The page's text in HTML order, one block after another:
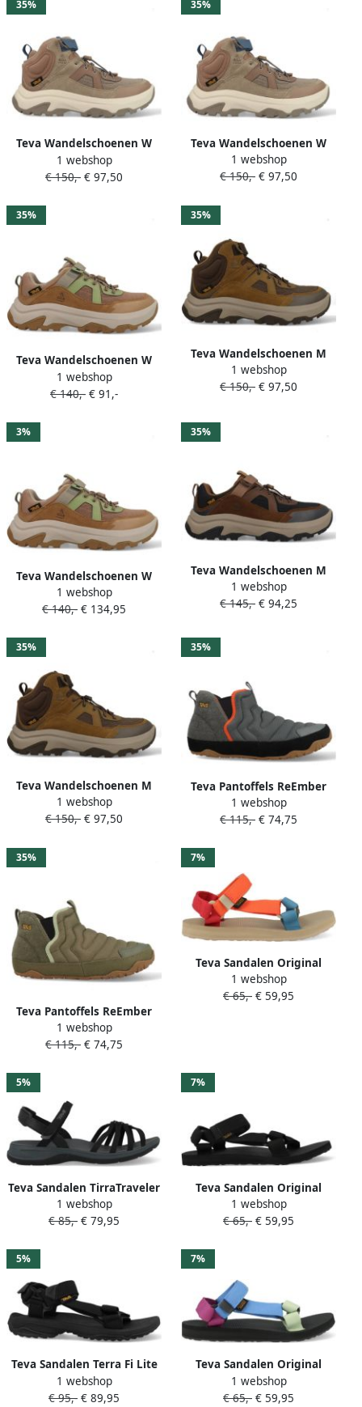
35%
Teva Wandelschoenen W
Hurricane Daybreaker Mid
RP 1172971-DTT Bruin
1 webshop
€ 150,- € 97,50
35%
Teva Wandelschoenen W
Hurricane Daybreaker Mid
RP 1172971-DTT Bruin
1 webshop
€ 150,- € 97,50
35%
Teva Wandelschoenen W
Hurricane Daybreaker RP
1172970-HNS Bruin
1 webshop
€ 140,- € 91,-
35%
Teva Wandelschoenen M
Hurricane Daybreaker Mid
RP 1172972-BRNS Bruin
1 webshop
€ 150,- € 97,50
3%
Teva Wandelschoenen W
Hurricane Daybreaker RP
1172970-HNS Bruin
1 webshop
€ 140,- € 134,95
35%
Teva Wandelschoenen M
Hurricane Daybreaker RP
1172950-PNTM Bruin
1 webshop
€ 145,- € 94,25
35%
Teva Wandelschoenen M
Hurricane Daybreaker Mid
RP 1172972-BRNS Bruin
1 webshop
€ 150,- € 97,50
35%
Teva Pantoffels ReEmber
Terrain Mid 1140294-SSGM
Grijs
1 webshop
€ 115,- € 74,75
35%
Teva Pantoffels ReEmber
Terrain Mid 1140212-BTOL
Groen
1 webshop
€ 115,- € 74,75
7%
Teva Sandalen Original
Universal Haze 1003987-
HZM Multicolor
1 webshop
€ 65,- € 59,95
5%
Teva Sandalen TirraTraveler
1166130-BLK Zwart
1 webshop
€ 85,- € 79,95
7%
Teva Sandalen Original
Universal 1004010-BLK
Zwart
1 webshop
€ 65,- € 59,95
5%
Teva Sandalen Terra Fi Lite
1001473 BLK Zwart
1 webshop
€ 95,- € 89,95
7%
Teva Sandalen Original
Universal 1003987-GWM
Multicolor
1 webshop
€ 65,- € 59,95